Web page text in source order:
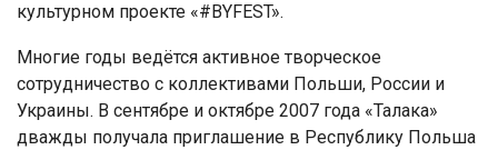
культурном проекте «#BYFEST».
Многие годы ведётся активное творческое
сотрудничество с коллективами Польши, России и
Украины. В сентябре и октябре 2007 года «Талака»
дважды получала приглашение в Республику Польша